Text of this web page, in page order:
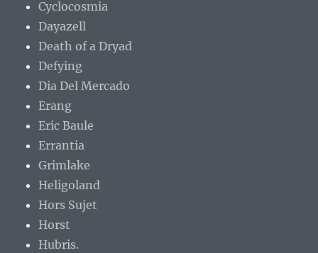
Cyclocosmia
Dayazell
Death of a Dryad
Defying
Dia Del Mercado
Erang
Eric Baule
Errantia
Grimlake
Heligoland
Hors Sujet
Horst
Hubris.